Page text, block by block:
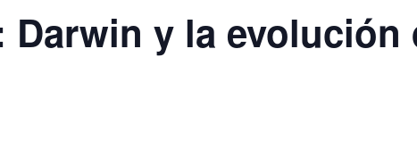
Darwin y la evolución